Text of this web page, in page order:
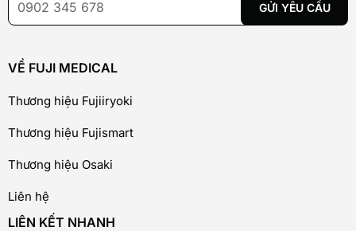
VỀ FUJI MEDICAL
Thương hiệu Fujiiryoki
Thương hiệu Fujismart
Thương hiệu Osaki
Liên hệ
LIÊN KẾT NHANH